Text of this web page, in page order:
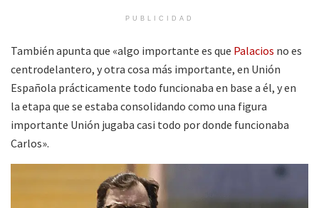
PUBLICIDAD
También apunta que «algo importante es que Palacios no es
centrodelantero, y otra cosa más importante, en Unión
Española prácticamente todo funcionaba en base a él, y en
la etapa que se estaba consolidando como una figura
importante Unión jugaba casi todo por donde funcionaba
Carlos».